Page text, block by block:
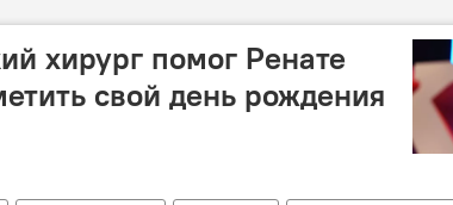
хирург помог Ренате
свой день рождения